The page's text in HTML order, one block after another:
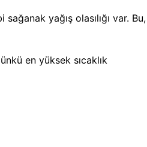
yağış olasılığı var. Bu,
en yüksek sıcaklık